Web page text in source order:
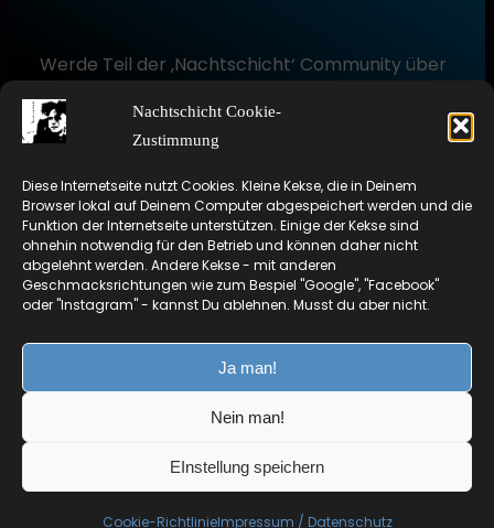
Nachtschicht Cookie-
Zustimmung
Diese Internetseite nutzt Cookies. Kleine Kekse, die in Deinem
Browser lokal auf Deinem Computer abgespeichert werden und die
Funktion der Internetseite unterstützen. Einige der Kekse sind
ohnehin notwendig für den Betrieb und können daher nicht
abgelehnt werden. Andere Kekse - mit anderen
Geschmacksrichtungen wie zum Bespiel "Google", "Facebook"
oder "Instagram" - kannst Du ablehnen. Musst du aber nicht.
Ja man!
Nein man!
EInstellung speichern
Cookie-RichtlinieImpressum / Datenschutz
Werde Teil der ‚Nachtschicht‘ Community über
WhatsApp und bleibe über alle Aktivitäten
informiert. Regelmäßige Updates zu den
Veranstaltungen, geplante Termine, Infos zur
Radiosendung und interne News.
Impressum und Datenschutz